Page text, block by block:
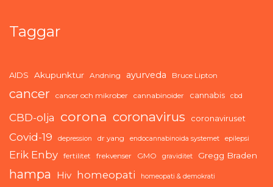
Taggar
AIDS Akupunktur Andning ayurveda Bruce Lipton
cancer cancer och mikrober cannabinoider cannabis cbd
CBD-olja corona coronavirus coronaviruset
Covid-19 depression dr yang endocannabinoida systemet epilepsi
Erik Enby fertilitet frekvenser GMO graviditet Gregg Braden
hampa Hiv homeopati homeopati & demokrati